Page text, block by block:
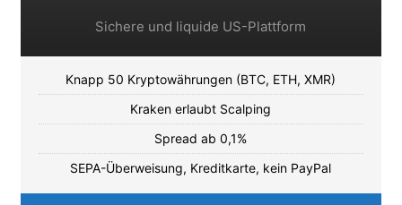
Sichere und liquide US-Plattform
Knapp 50 Kryptowährungen (BTC, ETH, XMR)
Kraken erlaubt Scalping
Spread ab 0,1%
SEPA-Überweisung, Kreditkarte, kein PayPal